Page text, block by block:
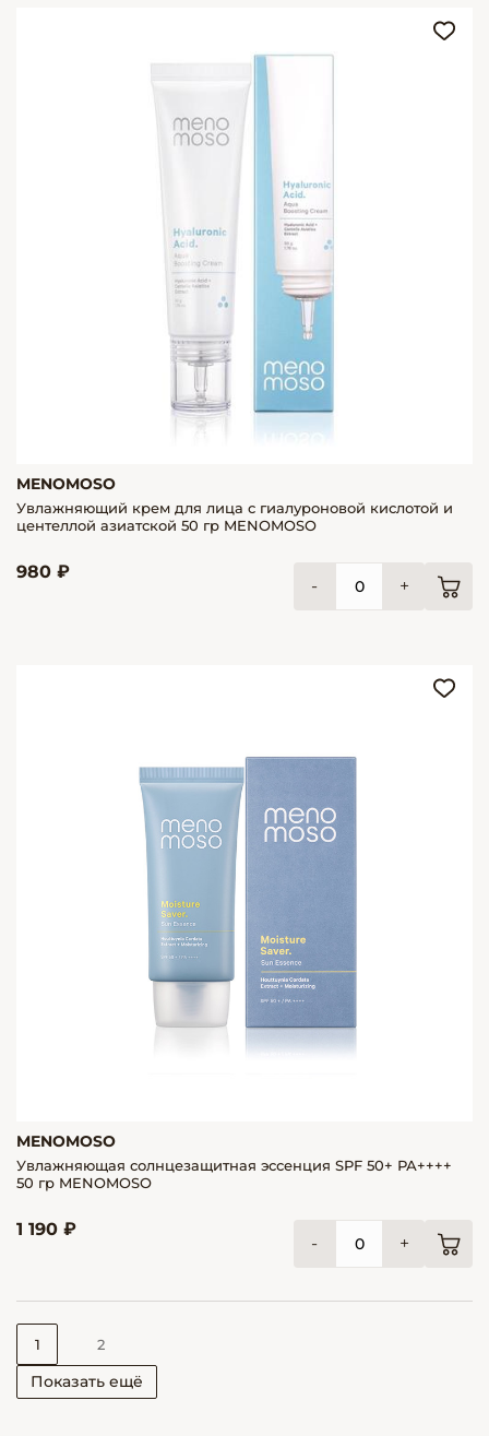
MENOMOSO
Увлажняющий крем для лица с гиалуроновой кислотой и
центеллой азиатской 50 гр MENOMOSO
980 ₽
- +
MENOMOSO
Увлажняющая солнцезащитная эссенция SPF 50+ РА++++
50 гр MENOMOSO
1 190 ₽
- +
Показать ещё
1 2